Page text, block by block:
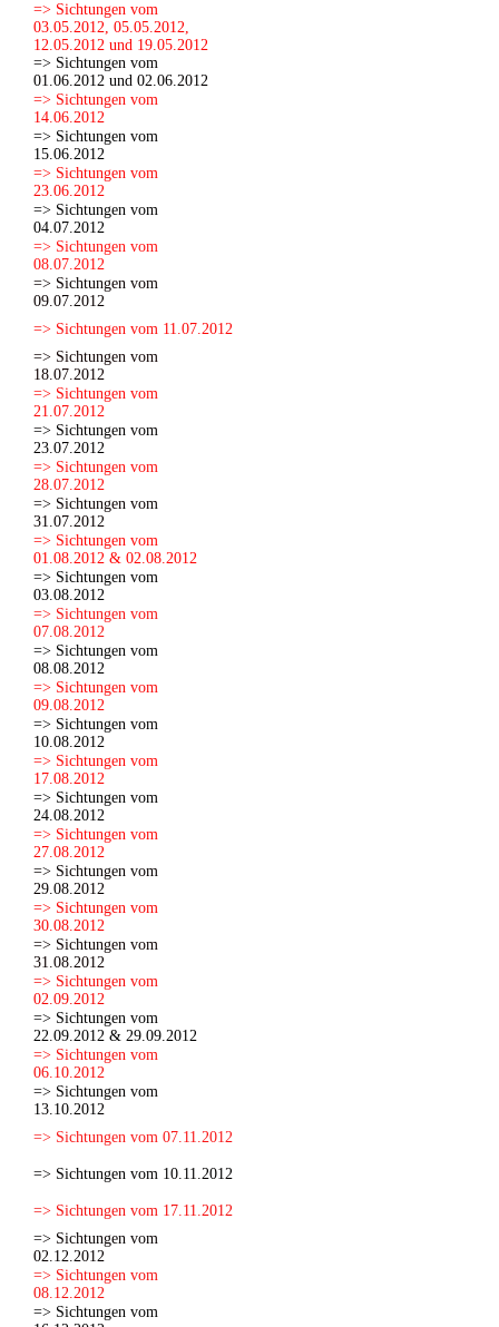
=> Sichtungen vom
03.05.2012, 05.05.2012,
12.05.2012 und 19.05.2012
=> Sichtungen vom
01.06.2012 und 02.06.2012
=> Sichtungen vom
14.06.2012
=> Sichtungen vom
15.06.2012
=> Sichtungen vom
23.06.2012
=> Sichtungen vom
04.07.2012
=> Sichtungen vom
08.07.2012
=> Sichtungen vom
09.07.2012
=> Sichtungen vom 11.07.2012
=> Sichtungen vom
18.07.2012
=> Sichtungen vom
21.07.2012
=> Sichtungen vom
23.07.2012
=> Sichtungen vom
28.07.2012
=> Sichtungen vom
31.07.2012
=> Sichtungen vom
01.08.2012 & 02.08.2012
=> Sichtungen vom
03.08.2012
=> Sichtungen vom
07.08.2012
=> Sichtungen vom
08.08.2012
=> Sichtungen vom
09.08.2012
=> Sichtungen vom
10.08.2012
=> Sichtungen vom
17.08.2012
=> Sichtungen vom
24.08.2012
=> Sichtungen vom
27.08.2012
=> Sichtungen vom
29.08.2012
=> Sichtungen vom
30.08.2012
=> Sichtungen vom
31.08.2012
=> Sichtungen vom
02.09.2012
=> Sichtungen vom
22.09.2012 & 29.09.2012
=> Sichtungen vom
06.10.2012
=> Sichtungen vom
13.10.2012
=> Sichtungen vom 07.11.2012
=> Sichtungen vom 10.11.2012
=> Sichtungen vom 17.11.2012
=> Sichtungen vom
02.12.2012
=> Sichtungen vom
08.12.2012
=> Sichtungen vom